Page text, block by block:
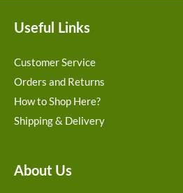
Useful Links
Customer Service
Orders and Returns
How to Shop Here?
Shipping & Delivery
About Us